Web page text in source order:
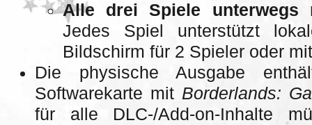
Alle drei Spiele unterwegs
Jedes Spiel unterstützt
Bildschirm für 2 Spieler oder
Die physische Ausgabe
Softwarekarte mit Borderlands:
für alle DLC-/Add-on-Inhalte